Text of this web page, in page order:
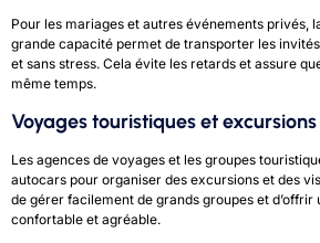
Pour les mariages et autres événements privés,
grande capacité permet de transporter les
et sans stress. Cela évite les retards et assure
même temps.
Voyages touristiques et excursions
Les agences de voyages et les groupes
autocars pour organiser des excursions et des
de gérer facilement de grands groupes et
confortable et agréable.